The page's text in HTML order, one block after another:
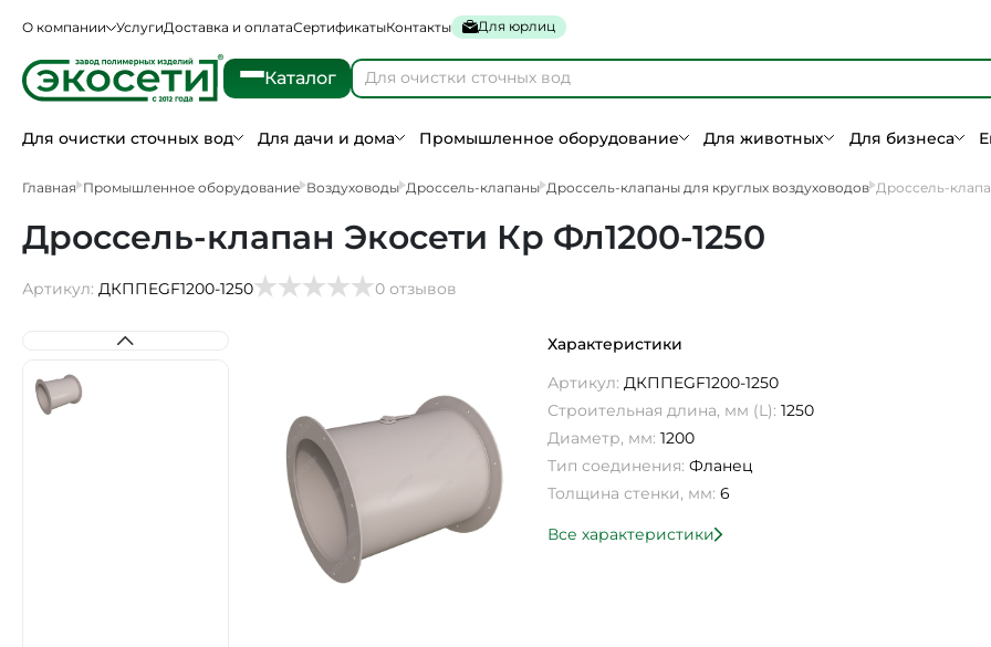
О компании УслугиДоставка и оплатаСертификатыКонтакты Для юрлиц
Каталог
Для очистки сточных вод Для дачи и дома Промышленное оборудование Для животных Для бизнеса
Главная Промышленное оборудование Воздуховоды Дроссель-клапаны Дроссель-клапаны для круглых воздуховодов Дроссель-
Дроссель-клапан Экосети Кр Фл1200-1250
Артикул: ДКППEGF1200-1250 0 отзывов
Характеристики
Артикул: ДКППEGF1200-1250
Строительная длина, мм (L): 1250
Диаметр, мм: 1200
Тип соединения: Фланец
Толщина стенки, мм: 6
Все характеристики